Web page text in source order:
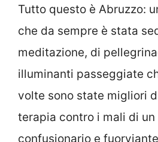
Tutto questo è Abruzzo:
che da sempre è stata
meditazione, di
illuminanti passeggiate
volte sono state migliori
terapia contro i mali di
confusionario e